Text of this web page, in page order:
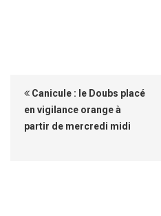
Canicule : le Doubs placé
en vigilance orange à
partir de mercredi midi